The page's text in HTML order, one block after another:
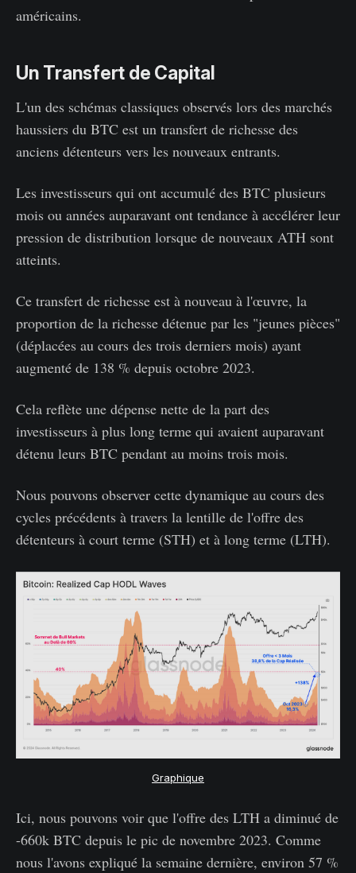
américains.
Un Transfert de Capital
L'un des schémas classiques observés lors des marchés
haussiers du BTC est un transfert de richesse des
anciens détenteurs vers les nouveaux entrants.
Les investisseurs qui ont accumulé des BTC plusieurs
mois ou années auparavant ont tendance à accélérer leur
pression de distribution lorsque de nouveaux ATH sont
atteints.
Ce transfert de richesse est à nouveau à l'œuvre, la
proportion de la richesse détenue par les "jeunes pièces"
(déplacées au cours des trois derniers mois) ayant
augmenté de 138 % depuis octobre 2023.
Cela reflète une dépense nette de la part des
investisseurs à plus long terme qui avaient auparavant
détenu leurs BTC pendant au moins trois mois.
Nous pouvons observer cette dynamique au cours des
cycles précédents à travers la lentille de l'offre des
détenteurs à court terme (STH) et à long terme (LTH).
Graphique
Ici, nous pouvons voir que l'offre des LTH a diminué de
-660k BTC depuis le pic de novembre 2023. Comme
nous l'avons expliqué la semaine dernière, environ 57 %